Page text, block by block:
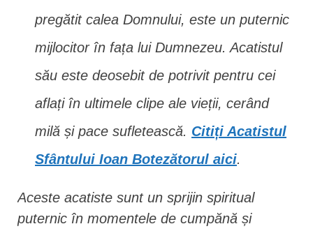
pregătit calea Domnului, este un puternic
mijlocitor în fața lui Dumnezeu. Acatistul
său este deosebit de potrivit pentru cei
aflați în ultimele clipe ale vieții, cerând
milă și pace sufletească. Citiți Acatistul
Sfântului Ioan Botezătorul aici.
Aceste acatiste sunt un sprijin spiritual
puternic în momentele de cumpănă și